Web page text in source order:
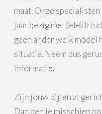
maat. Onze
jaar bezig met
geen ander welk model
situatie. Neem dus
informatie.
Zijn jouw pijlen al
Dan ben je misschien